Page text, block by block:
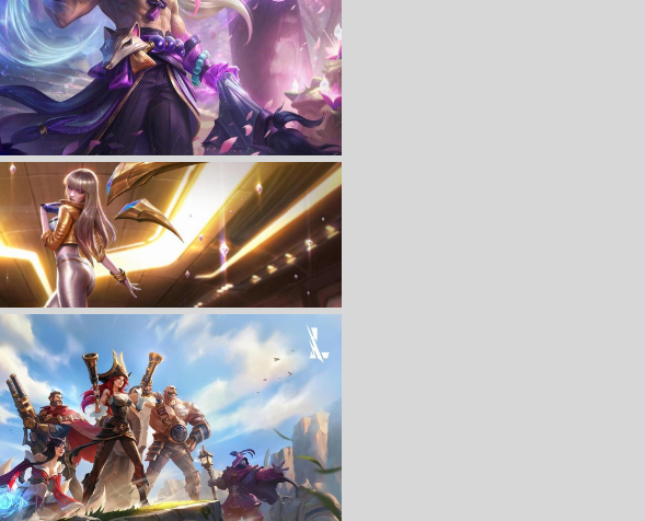
联盟lol 灵魂莲华瑟提 5K高清游戏壁纸
卡莎至臻豪华5120x1440游戏壁纸
立 即 下 载
收 藏
立 即 下 载
收 藏